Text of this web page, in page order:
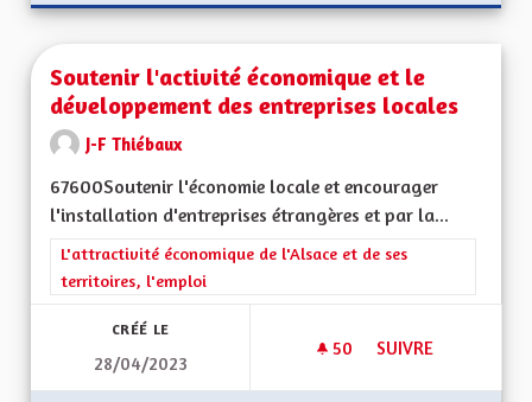
Soutenir l'activité économique et le
développement des entreprises locales
J-F Thiébaux
67600Soutenir l'économie locale et encourager
l'installation d'entreprises étrangères et par la...
Filtrer les résultats de la catégorie : L'attractivité
L'attractivité économique de l'Alsace et de ses
territoires, l'emploi
CRÉÉ LE
28/04/2023
50 50 ABONNÉS
SUIVRE